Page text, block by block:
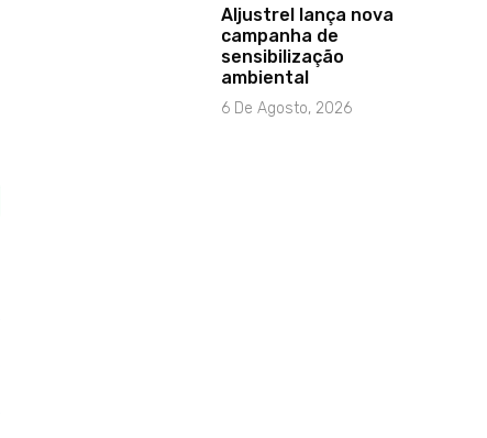
Aljustrel lança nova
campanha de
sensibilização
ambiental
6 De Agosto, 2026